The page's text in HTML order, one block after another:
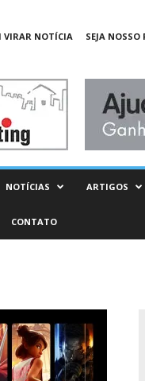
VIRAR NOTÍCIA SEJA NOSSO
NOTÍCIAS ARTIGOS
CONTATO